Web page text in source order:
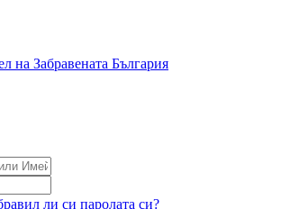
на Забравената България
ли си паролата си?